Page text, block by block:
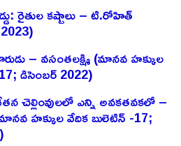
రైతుల కష్టాలు – టి.రోహిత్
2023)
– వసంతలక్ష్మి (మానవ హక్కుల
డిసెంబర్ 2022)
చెల్లింవులలో ఎన్ని అవకతవకలో –
హక్కుల వేదిక బులెటిన్ -17;